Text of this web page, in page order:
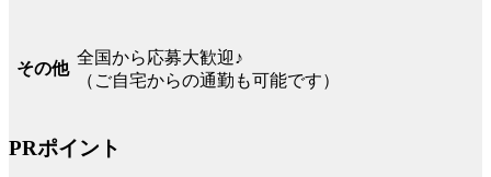
その他
全国から応募大歓迎♪
（ご自宅からの通勤も可能です）
PRポイント